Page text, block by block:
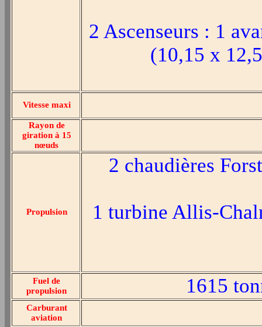
2 Ascenseurs : 1
(10,15 x
Vitesse maxi
Rayon de
giration à 15
nœuds
Propulsion
2 chaudières
1 turbine Allis-
Fuel de
propulsion
1615
Carburant
aviation